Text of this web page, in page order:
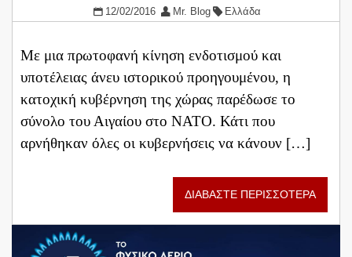
12/02/2016 Mr. Blog Ελλάδα
Με μια πρωτοφανή κίνηση ενδοτισμού και
υποτέλειας άνευ ιστορικού προηγουμένου, η
κατοχική κυβέρνηση της χώρας παρέδωσε το
σύνολο του Αιγαίου στο ΝΑΤΟ. Κάτι που
αρνήθηκαν όλες οι κυβερνήσεις να κάνουν […]
ΔΙΑΒΑΣΤΕ ΠΕΡΙΣΣΟΤΕΡΑ